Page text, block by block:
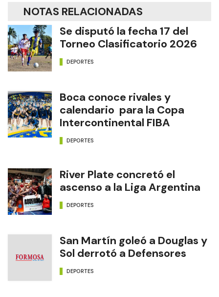
NOTAS RELACIONADAS
Se disputó la fecha 17 del
Torneo Clasificatorio 2026
DEPORTES
Boca conoce rivales y
calendario para la Copa
Intercontinental FIBA
DEPORTES
River Plate concretó el
ascenso a la Liga Argentina
DEPORTES
San Martín goleó a Douglas y
Sol derrotó a Defensores
DEPORTES